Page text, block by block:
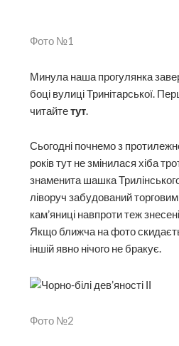
Фото №1
Минула наша прогулянка
боці вулиці Тринітарської.
читайтетут.
Сьогодні почнемо з
років тут не змінилася хіба
знаменита шашка
ліворуч забудований
кам’яниці навпроти теж
Якщо ближча на фото
іншій явно нічого не бракує.
Фото №2